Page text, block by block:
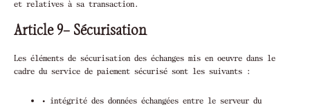
et relatives à sa transaction.
Article 9– Sécurisation
Les éléments de sécurisation des échanges mis en oeuvre dans le
cadre du service de paiement sécurisé sont les suivants :
• intégrité des données échangées entre le serveur du